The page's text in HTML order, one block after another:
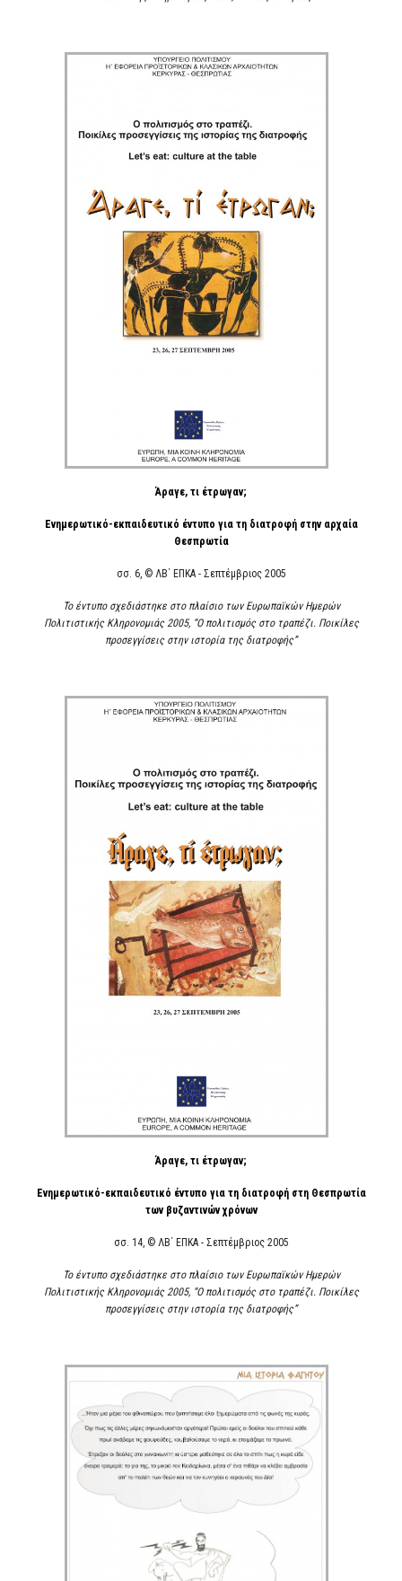
Άραγε, τι έτρωγαν;
Ενημερωτικό-εκπαιδευτικό έντυπο για τη διατροφή στην αρχαία
Θεσπρωτία
σσ. 6, © ΛΒ΄ ΕΠΚΑ - Σεπτέμβριος 2005
Το έντυπο σχεδιάστηκε στο πλαίσιο των Ευρωπαϊκών Ημερών
Πολιτιστικής Κληρονομιάς 2005, “Ο πολιτισμός στο τραπέζι. Ποικίλες
προσεγγίσεις στην ιστορία της διατροφής”
Άραγε, τι έτρωγαν;
Ενημερωτικό-εκπαιδευτικό έντυπο για τη διατροφή στη Θεσπρωτία
των βυζαντινών χρόνων
σσ. 14, © ΛΒ΄ ΕΠΚΑ - Σεπτέμβριος 2005
Το έντυπο σχεδιάστηκε στο πλαίσιο των Ευρωπαϊκών Ημερών
Πολιτιστικής Κληρονομιάς 2005, “Ο πολιτισμός στο τραπέζι. Ποικίλες
προσεγγίσεις στην ιστορία της διατροφής”